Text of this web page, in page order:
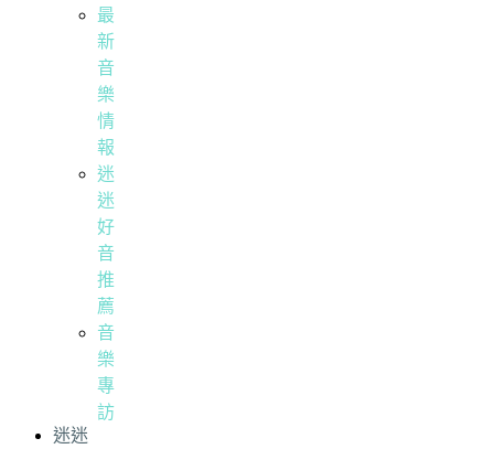
最
新
音
樂
情
報
迷
迷
好
音
推
薦
音
樂
專
訪
迷迷